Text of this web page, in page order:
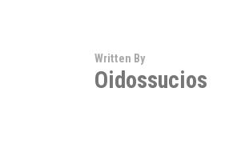
Written By
Oidossucios